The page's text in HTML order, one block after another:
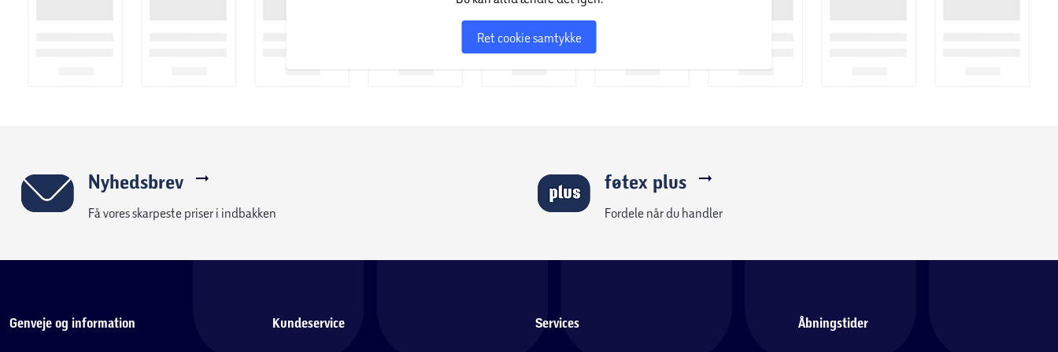
Ret cookie samtykke
Nyhedsbrev
Få vores skarpeste priser i indbakken
føtex plus
Fordele når du handler
Genveje og information Kundeservice Services Åbningstider